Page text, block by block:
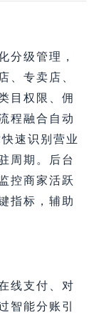
分级管理，
、专卖店、
目权限、佣
程融合自动
速识别营业
周期。后台
控商家活跃
指标，辅助
线支付、对
智能分账引